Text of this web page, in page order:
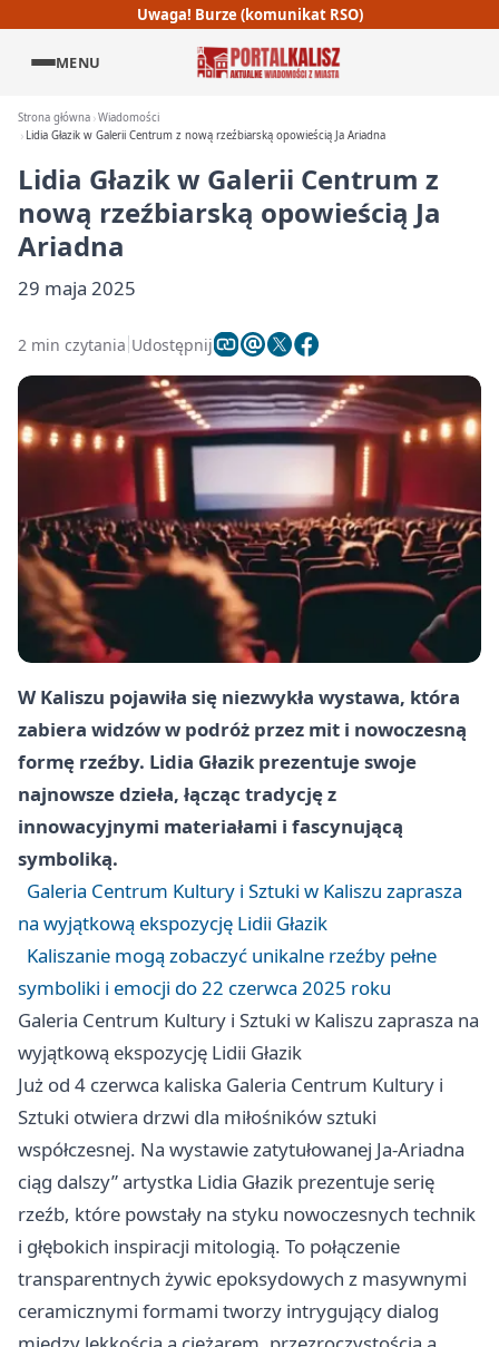
Uwaga! Burze (komunikat RSO)
MENU
Strona główna Wiadomości
Lidia Głazik w Galerii Centrum z nową rzeźbiarską opowieścią Ja Ariadna
Lidia Głazik w Galerii Centrum z
nową rzeźbiarską opowieścią Ja
Ariadna
29 maja 2025
2 min czytania Udostępnij
W Kaliszu pojawiła się niezwykła wystawa, która
zabiera widzów w podróż przez mit i nowoczesną
formę rzeźby. Lidia Głazik prezentuje swoje
najnowsze dzieła, łącząc tradycję z
innowacyjnymi materiałami i fascynującą
symboliką.
Galeria Centrum Kultury i Sztuki w Kaliszu zaprasza
na wyjątkową ekspozycję Lidii Głazik
Kaliszanie mogą zobaczyć unikalne rzeźby pełne
symboliki i emocji do 22 czerwca 2025 roku
Galeria Centrum Kultury i Sztuki w Kaliszu zaprasza na
wyjątkową ekspozycję Lidii Głazik
Już od 4 czerwca kaliska Galeria Centrum Kultury i
Sztuki otwiera drzwi dla miłośników sztuki
współczesnej. Na wystawie zatytułowanej Ja-Ariadna
ciąg dalszy” artystka Lidia Głazik prezentuje serię
rzeźb, które powstały na styku nowoczesnych technik
i głębokich inspiracji mitologią. To połączenie
transparentnych żywic epoksydowych z masywnymi
ceramicznymi formami tworzy intrygujący dialog